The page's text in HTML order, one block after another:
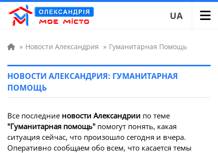
UA
» Новости Александрия » Гуманитарная Помощь
НОВОСТИ АЛЕКСАНДРИЯ: ГУМАНИТАРНАЯ
ПОМОЩЬ
Все последние новости Александрии по теме
"Гуманитарная помощь" помогут понять, какая
ситуация сейчас, что произошло сегодня и вчера.
Оперативно сообщаем обо всем, что касается темы